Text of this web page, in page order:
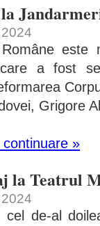
Române
a fost
Grigore
»
la Teatrul
cel de-al